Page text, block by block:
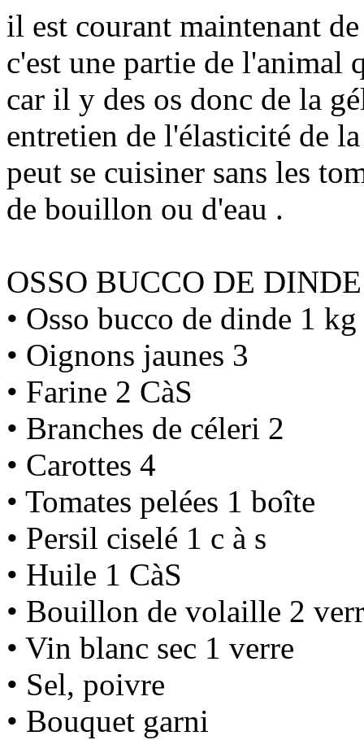
il est courant maintenant
c'est une partie de l'animal
car il y des os donc de la
entretien de l'élasticité de
peut se cuisiner sans les
de bouillon ou d'eau .
OSSO BUCCO DE DINDE
• Osso bucco de dinde 1 kg
• Oignons jaunes 3
• Farine 2 CàS
• Branches de céleri 2
• Carottes 4
• Tomates pelées 1 boîte
• Persil ciselé 1 c à s
• Huile 1 CàS
• Bouillon de volaille 2
• Vin blanc sec 1 verre
• Sel, poivre
• Bouquet garni